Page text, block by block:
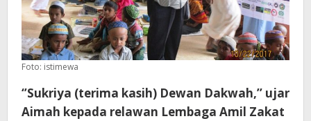
Foto: istimewa
‘’Sukriya (terima kasih) Dewan Dakwah,’’ ujar
Aimah kepada relawan Lembaga Amil Zakat